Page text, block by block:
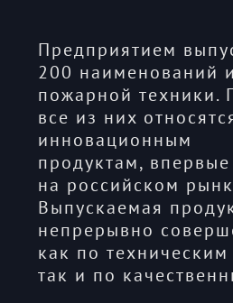
Предприятием
200 наименований
пожарной техники.
все из них
инновационным
продуктам,
на российском
Выпускаемая
непрерывно
как по
так и по